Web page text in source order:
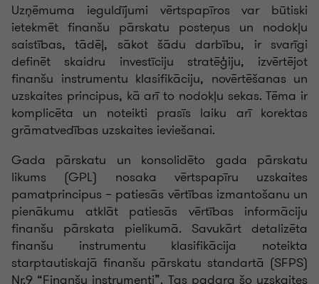
Uzņēmuma ieguldījumi vērtspapīros var būtiski
ietekmēt finanšu pārskatu posteņus un nodokļu
saistības, tādēļ, sākot šādu darbību, ir svarīgi
definēt skaidru investīciju stratēģiju, izvērtējot
finanšu instrumentu klasifikāciju, novērtēšanas un
uzskaites principus, kā arī to nodokļu sekas. Tēma ir
komplicēta un noteikti prasīs laiku arī korektas
grāmatvedības uzskaites ieviešanai.
Gada pārskatu un konsolidēto gada pārskatu
likums (GPL) nosaka vērtspapīru uzskaites
pamatprincipus – patiesās vērtības izmantošanu un
pienākumu atklāt patiesās vērtības informāciju
finanšu pārskata pielikumā. Savukārt detalizēta
finanšu instrumentu klasifikācija noteikta
starptautiskajā finanšu pārskatu standartā (SFPS)
Nr.9 “Finanšu instrumenti”. Tas padara šo uzskaites